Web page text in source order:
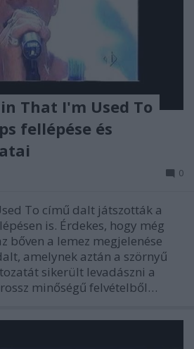
That I'm Used To
fellépése és
0
To című dalt játszották a
is. Érdekes, hogy még
bőven a lemez megjelenése
amelynek aztán a szörnyű
sikerült levadászni a
minőségű felvételből…